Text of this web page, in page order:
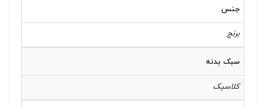
جنس
برنج
سبک بدنه
کلاسیک